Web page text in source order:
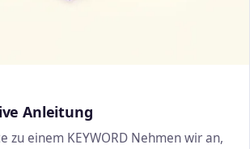
Anleitung
zu einem KEYWORD Nehmen wir an,